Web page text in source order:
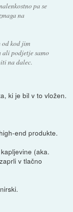
pa se
na
od kod jim
ali podjetje samo
na dalec.
ki je bil v to vložen.
end produkte.
(aka.
v tlačno